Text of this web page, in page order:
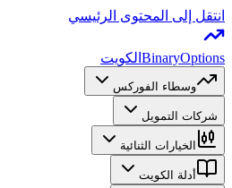
انتقل إلى المحتوى الرئيسي
BinaryOptions الكويت
وسطاء الفوركس
شركات التمويل
الخيارات الثنائية
أدلة الكويت